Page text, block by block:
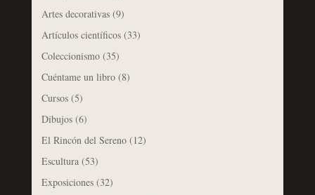
Artes decorativas(9)
Artículos científicos(33)
Coleccionismo(35)
Cuéntame un libro(8)
Cursos(5)
Dibujos(6)
El Rincón del Sereno(12)
Escultura(53)
Exposiciones(32)